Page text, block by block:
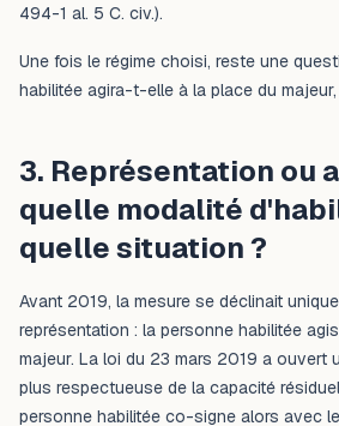
494-1 al. 5 C. civ.).
Une fois le régime choisi, reste une
habilitée agira-t-elle à la place du
3. Représentation ou
quelle modalité
quelle situation ?
Avant 2019, la mesure se déclinait
représentation : la personne habilitée
majeur. La loi du 23 mars 2019 a ouvert
plus respectueuse de la capacité
personne habilitée co-signe alors avec